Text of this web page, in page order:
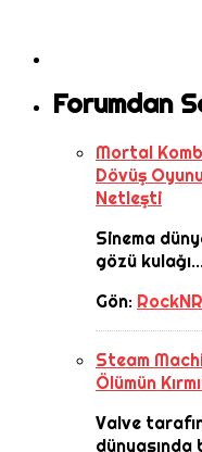
Forumdan
Mortal
Dövüş
Netleşti
Sinema
gözü kulağı...
Gön:
Steam
Ölümün
Valve
dünyasında